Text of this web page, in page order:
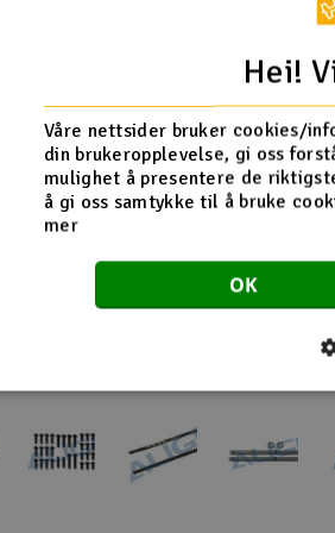
Reservedeler Align T-Rex 450 Pro
Hei!
Våre nettsider bruker cookies/
din brukeropplevelse, gi oss
mulighet å presentere de
å gi oss samtykke til å bruke
mer
OK